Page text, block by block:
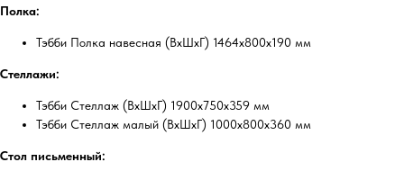
Полка:
Тэбби Полка навесная (ВхШхГ) 1464х800х190 мм
Стеллажи:
Тэбби Стеллаж (ВхШхГ) 1900х750х359 мм
Тэбби Стеллаж малый (ВхШхГ) 1000х800х360 мм
Стол письменный: